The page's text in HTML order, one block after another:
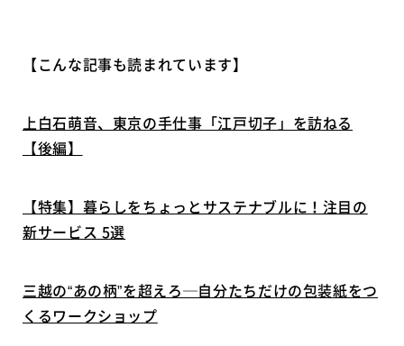
【こんな記事も読まれています】
上白石萌音、東京の手仕事「江戸切子」を訪ねる
【後編】
【特集】暮らしをちょっとサステナブルに！注目の
新サービス 5選
三越の“あの柄”を超えろ─自分たちだけの包装紙をつ
くるワークショップ